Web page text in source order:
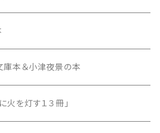
庫本＆小津夜景の本
火を灯す１３冊」